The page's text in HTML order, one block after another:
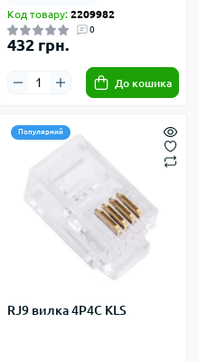
Код товару: 2209982
0
432 грн.
До кошика
Популярний
RJ9 вилка 4P4C KLS